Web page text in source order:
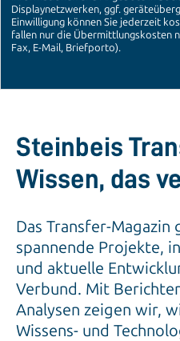
Steinbeis
Wissen, das
Das Transfer-Magazin
spannende Projekte,
und aktuelle
Verbund. Mit
Analysen zeigen wir,
Wissens- und